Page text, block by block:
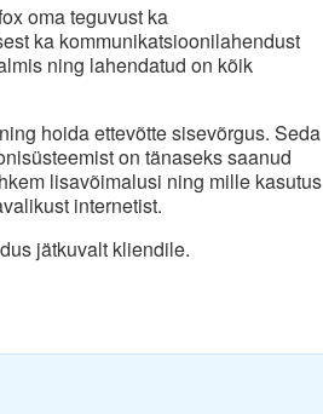
oma teguvust ka
ka kommunikatsioonilahendust
ning lahendatud on kõik
hoida ettevõtte sisevõrgus. Seda
on tänaseks saanud
lisavõimalusi ning mille kasutus
internetist.
jätkuvalt kliendile.